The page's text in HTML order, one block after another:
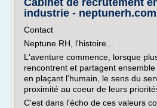
Cabinet de recrutement
industrie - neptunerh.com
Contact
Neptune RH, l'histoire...
L'aventure commence, lorsque
rencontrent et partagent
en plaçant l'humain, le sens du
proximité au coeur de leurs
C'est dans l'écho de ces valeurs